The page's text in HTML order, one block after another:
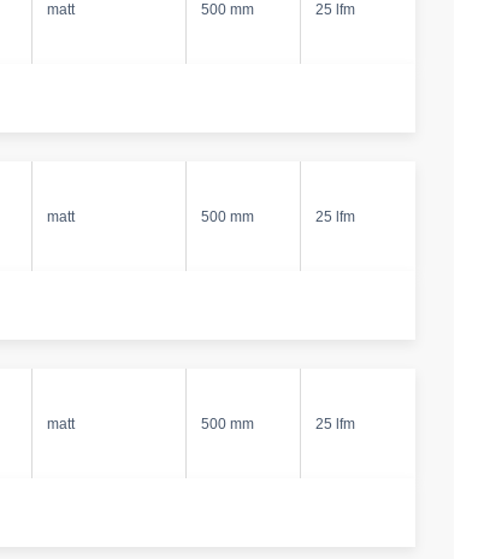
matt 500 mm 25 lfm
matt 500 mm 25 lfm
matt 500 mm 25 lfm